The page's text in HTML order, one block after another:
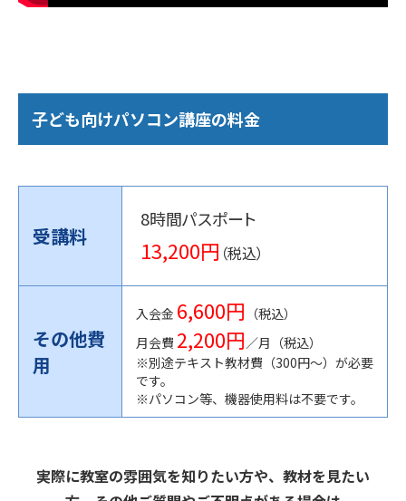
子ども向けパソコン講座の料金
受講料
8時間パスポート
13,200円 （税込）
その他費
用
入会金 6,600円 （税込）
月会費 2,200円／月（税込）
※別途テキスト教材費（300円〜）が必要
です。
※パソコン等、機器使用料は不要です。
実際に教室の雰囲気を知りたい方や、教材を見たい